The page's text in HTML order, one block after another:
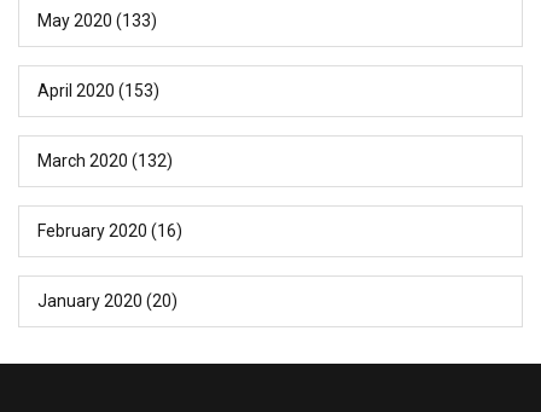
May 2020 (133)
April 2020 (153)
March 2020 (132)
February 2020 (16)
January 2020 (20)